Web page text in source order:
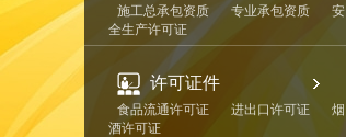
施工总承包资质 专业承包资质
安
全生产许可证
许可证件
食品流通许可证 进出口许可证
烟
酒许可证